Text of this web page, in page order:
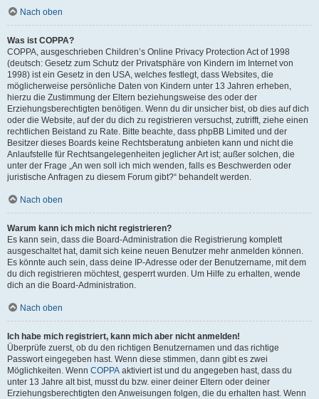
Nach oben
Was ist COPPA?
COPPA, ausgeschrieben Children’s Online Privacy Protection Act of 1998
(deutsch: Gesetz zum Schutz der Privatsphäre von Kindern im Internet von
1998) ist ein Gesetz in den USA, welches festlegt, dass Websites, die
möglicherweise persönliche Daten von Kindern unter 13 Jahren erheben,
hierzu die Zustimmung der Eltern beziehungsweise des oder der
Erziehungsberechtigten benötigen. Wenn du dir unsicher bist, ob dies auf dich
oder die Website, auf der du dich zu registrieren versuchst, zutrifft, ziehe einen
rechtlichen Beistand zu Rate. Bitte beachte, dass phpBB Limited und der
Besitzer dieses Boards keine Rechtsberatung anbieten kann und nicht die
Anlaufstelle für Rechtsangelegenheiten jeglicher Art ist; außer solchen, die
unter der Frage „An wen soll ich mich wenden, falls es Beschwerden oder
juristische Anfragen zu diesem Forum gibt?“ behandelt werden.
Nach oben
Warum kann ich mich nicht registrieren?
Es kann sein, dass die Board-Administration die Registrierung komplett
ausgeschaltet hat, damit sich keine neuen Benutzer mehr anmelden können.
Es könnte auch sein, dass deine IP-Adresse oder der Benutzername, mit dem
du dich registrieren möchtest, gesperrt wurden. Um Hilfe zu erhalten, wende
dich an die Board-Administration.
Nach oben
Ich habe mich registriert, kann mich aber nicht anmelden!
Überprüfe zuerst, ob du den richtigen Benutzernamen und das richtige
Passwort eingegeben hast. Wenn diese stimmen, dann gibt es zwei
Möglichkeiten. Wenn COPPA aktiviert ist und du angegeben hast, dass du
unter 13 Jahre alt bist, musst du bzw. einer deiner Eltern oder deiner
Erziehungsberechtigten den Anweisungen folgen, die du erhalten hast. Wenn